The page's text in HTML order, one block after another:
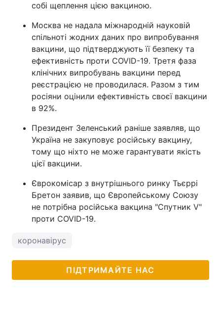
собі щеплення цією вакциною.
Москва не надала міжнародній науковій
спільноті жодних даних про випробування
вакцини, що підтверджують її безпеку та
ефективність проти COVID-19. Третя фаза
клінічних випробувань вакцини перед
реєстрацією не проводилася. Разом з тим
росіяни оцінили ефективність своєї вакцини
в 92%.
Президент Зеленський раніше заявляв, що
Україна не закуповує російську вакцину,
тому що ніхто не може гарантувати якість
цієї вакцини.
Єврокомісар з внутрішнього ринку Тьєррі
Бретон заявив, що Європейському Союзу
не потрібна російська вакцина "Спутник V"
проти COVID-19.
коронавірус
ПІДТРИМАЙТЕ НАС